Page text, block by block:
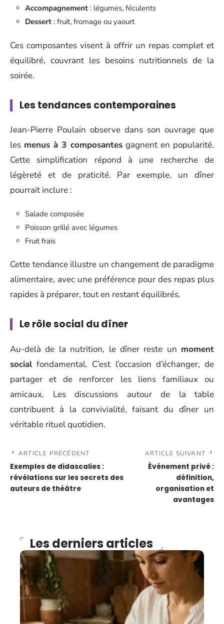
Accompagnement : légumes, féculents
Dessert : fruit, fromage ou yaourt
Ces composantes visent à offrir un repas complet et
équilibré, couvrant les besoins nutritionnels de la
soirée.
Les tendances contemporaines
Jean-Pierre Poulain observe dans son ouvrage que
les menus à 3 composantesgagnent en popularité.
Cette simplification répond à une recherche de
légèreté et de praticité. Par exemple, un dîner
pourrait inclure :
Salade composée
Poisson grillé avec légumes
Fruit frais
Cette tendance illustre un changement de paradigme
alimentaire, avec une préférence pour des repas plus
rapides à préparer, tout en restant équilibrés.
Le rôle social du dîner
Au-delà de la nutrition, le dîner reste un moment
socialfondamental. C’est l’occasion d’échanger, de
partager et de renforcer les liens familiaux ou
amicaux. Les discussions autour de la table
contribuent à la convivialité, faisant du dîner un
véritable rituel quotidien.
ARTICLE PRÉCÉDENT
Exemples de didascalies :
révélations sur les secrets des
auteurs de théâtre
ARTICLE SUIVANT
Événement privé :
définition,
organisation et
avantages
Les derniers articles